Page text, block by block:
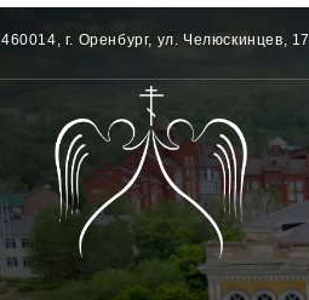
460014, г. Оренбург, ул. Челюскинцев, 17.